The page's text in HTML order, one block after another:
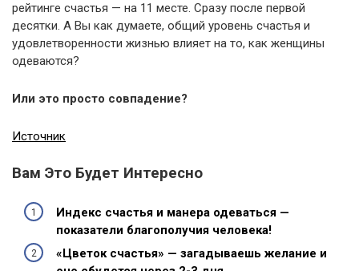
рейтинге счастья — на 11 месте. Сразу после первой
десятки. А Вы как думаете, общий уровень счастья и
удовлетворенности жизнью влияет на то, как женщины
одеваются?
Или это просто совпадение?
Источник
Вам Это Будет Интересно
Индекс счастья и манера одеваться —
показатели благополучия человека!
«Цветок счастья» — загадываешь желание и